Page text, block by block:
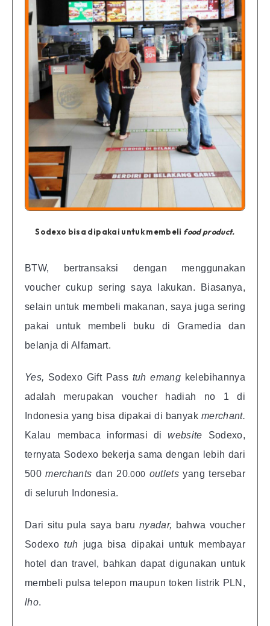
Sodexo bisa dipakai untuk membeli food product.
BTW, bertransaksi dengan menggunakan
voucher cukup sering saya lakukan. Biasanya,
selain untuk membeli makanan, saya juga sering
pakai untuk membeli buku di Gramedia dan
belanja di Alfamart.
Yes, Sodexo Gift Pass tuh emang kelebihannya
adalah merupakan voucher hadiah no 1 di
Indonesia yang bisa dipakai di banyak merchant.
Kalau membaca informasi diwebsite Sodexo,
ternyata Sodexo bekerja sama dengan lebih dari
500merchants dan 20.000 outletsyang tersebar
di seluruh Indonesia.
Dari situ pula saya baru nyadar, bahwa voucher
Sodexotuh juga bisa dipakai untuk membayar
hotel dan travel, bahkan dapat digunakan untuk
membeli pulsa telepon maupun token listrik PLN,
lho.